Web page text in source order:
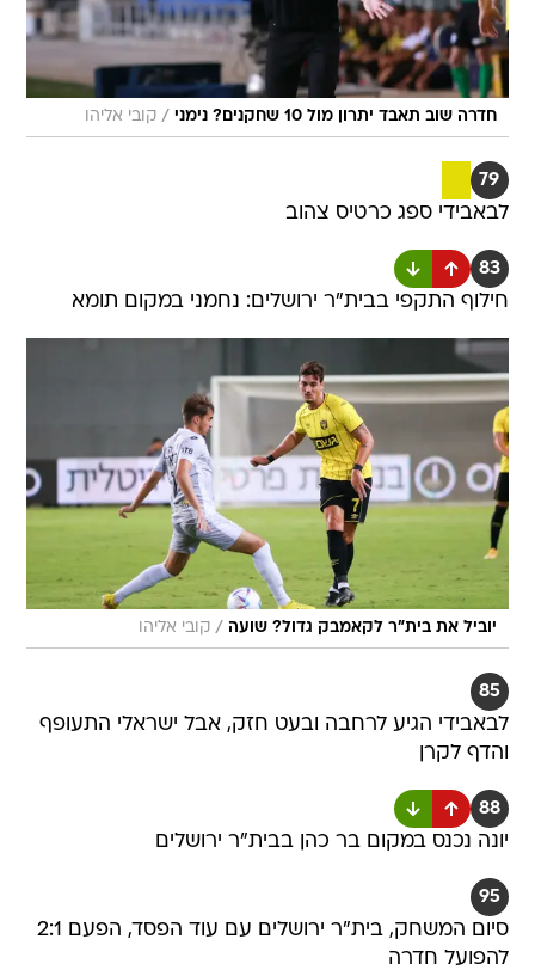
חדרה שוב תאבד יתרון מול 10 שחקנים? נימני / קובי אליהו
79
לבאבידי ספג כרטיס צהוב
83
חילוף התקפי בבית"ר ירושלים: נחמני במקום תומא
יוביל את בית"ר לקאמבק גדול? שועה / קובי אליהו
85
לבאבידי הגיע לרחבה ובעט חזק, אבל ישראלי התעופף
והדף לקרן
88
יונה נכנס במקום בר כהן בבית"ר ירושלים
95
סיום המשחק, בית"ר ירושלים עם עוד הפסד, הפעם 2:1
להפועל חדרה